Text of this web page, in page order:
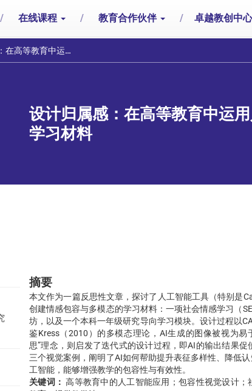
/ 在线课程 / 教育合作伙伴 / 卓越教创中心
人工智能创建情感包容与多模态学习材料
设计归属感：在高等教育中运
学习材料
摘要
本文作为一篇反思性文章，探讨了人工智能工具（特别是
创建情感包容与多模态的学习材料：一项社会情感学习（
坊，以及一个本科一年级研究导向学习模块。设计过程以
鉴Kress（2010）的多模态理论，AI生成的图像被视为
思”理念，则启发了迭代式的设计过程，即AI的输出结果
三个视觉案例，阐明了AI如何帮助提升表征多样性、降低
工智能，能够增强教学的包容性与有效性。
关键词： 高等教育中的人工智能应用；包容性视觉设计